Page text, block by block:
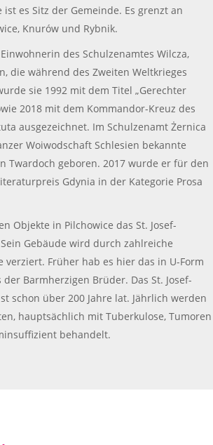
es Sitz der Gemeinde. Es grenzt an
Knurów und Rybnik.
des Schulzenamtes Wilcza,
die während des Zweiten Weltkrieges
sie 1992 mit dem Titel „Gerechter
2018 mit dem Kommandor-Kreuz des
ausgezeichnet. Im Schulzenamt Żernica
Woiwodschaft Schlesien bekannte
Twardoch geboren. 2017 wurde er für den
Gdynia in der Kategorie Prosa
Objekte in Pilchowice das St. Josef-
Gebäude wird durch zahlreiche
verziert. Früher hab es hier das in U-Form
Barmherzigen Brüder. Das St. Josef-
schon über 200 Jahre lat. Jährlich werden
hauptsächlich mit Tuberkulose, Tumoren
behandelt.